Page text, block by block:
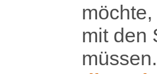
mit den